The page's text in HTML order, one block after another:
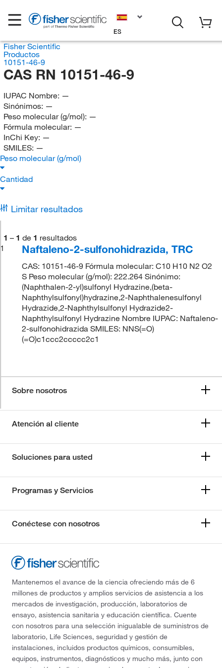
ES
Fisher Scientific
Productos
10151-46-9
CAS RN 10151-46-9
IUPAC Nombre: —
Sinónimos: —
Peso molecular (g/mol): —
Fórmula molecular: —
InChi Key: —
SMILES: —
Peso molecular (g/mol)
Cantidad
Limitar resultados
1 – 1 de 1 resultados
1
Naftaleno-2-sulfonohidrazida, TRC
CAS: 10151-46-9 Fórmula molecular: C10 H10 N2 O2
S Peso molecular (g/mol): 222.264 Sinónimo:
(Naphthalen-2-yl)sulfonyl Hydrazine,(beta-
Naphthylsulfonyl)hydrazine,2-Naphthalenesulfonyl
Hydrazide,2-Naphthylsulfonyl Hydrazide2-
Naphthylsulfonyl Hydrazine Nombre IUPAC: Naftaleno-
2-sulfonohidrazida SMILES: NNS(=O)
(=O)c1ccc2ccccc2c1
Sobre nosotros
Atención al cliente
Soluciones para usted
Programas y Servicios
Conéctese con nosotros
Mantenemos el avance de la ciencia ofreciendo más de 6
millones de productos y amplios servicios de asistencia a los
mercados de investigación, producción, laboratorios de
ensayo, asistencia sanitaria y educación científica. Cuente
con nosotros para una selección inigualable de suministros de
laboratorio, Life Sciences, seguridad y gestión de
instalaciones, incluidos productos químicos, consumibles,
equipos, instrumentos, diagnósticos y mucho más, junto con